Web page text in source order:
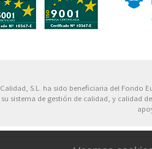
S.L. ha sido beneficiaria del
sistema de gestión de calidad, y calidad